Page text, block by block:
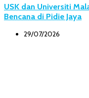
USK dan Universiti
Bencana di Pidie Jaya
29/07/2026